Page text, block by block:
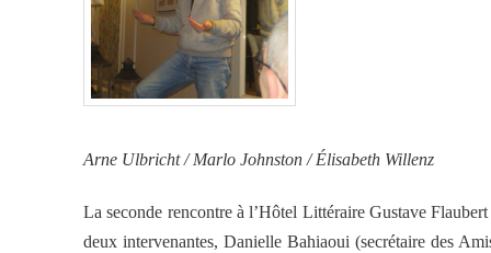
Arne Ulbricht / Marlo Johnston / Élisabeth Willenz
La seconde rencontre à l’Hôtel Littéraire Gustave
deux intervenantes, Danielle Bahiaoui (secrétaire des